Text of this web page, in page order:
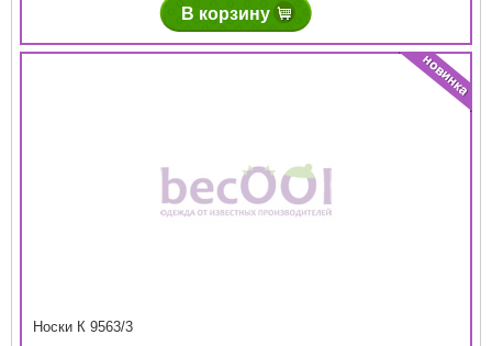
В корзину
Носки К 9563/3